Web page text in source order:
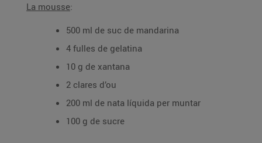
La mousse:
500 ml de suc de mandarina
4 fulles de gelatina
10 g de xantana
2 clares d’ou
200 ml de nata líquida per muntar
100 g de sucre